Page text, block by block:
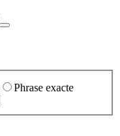
Phrase exacte